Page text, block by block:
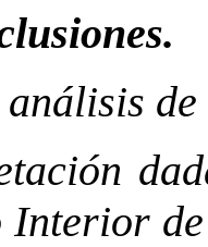
Interior